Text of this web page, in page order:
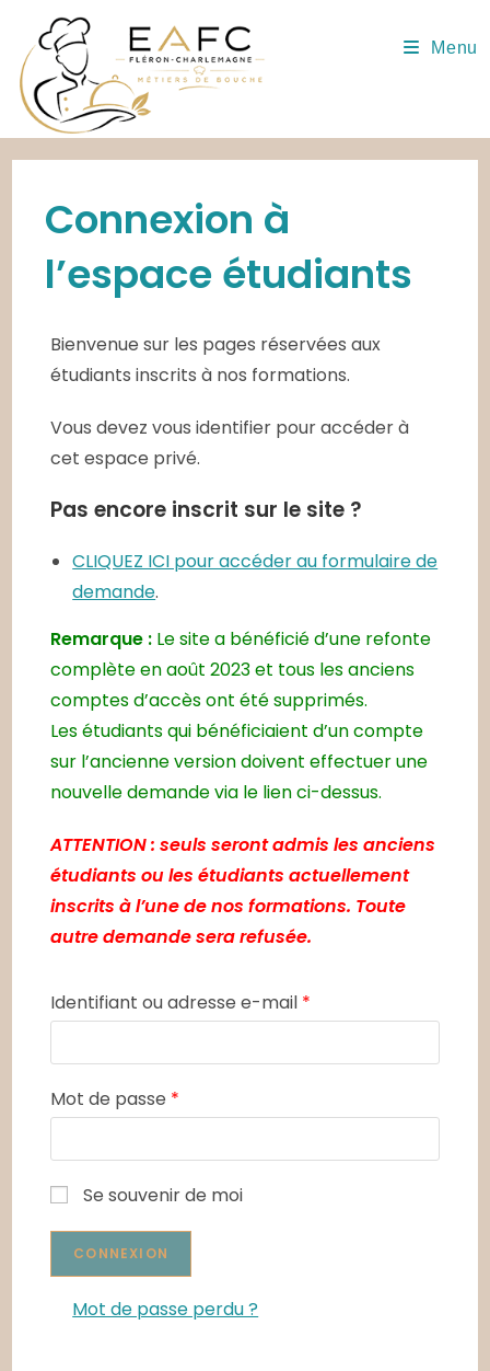
content
Menu
Connexion à
l’espace étudiants
Bienvenue sur les pages réservées aux
étudiants inscrits à nos formations.
Vous devez vous identifier pour accéder à
cet espace privé.
Pas encore inscrit sur le site ?
CLIQUEZ ICI pour accéder au formulaire de
demande.
Remarque : Le site a bénéficié d’une refonte
complète en août 2023 et tous les anciens
comptes d’accès ont été supprimés.
Les étudiants qui bénéficiaient d’un compte
sur l’ancienne version doivent effectuer une
nouvelle demande via le lien ci-dessus.
ATTENTION : seuls seront admis les anciens
étudiants ou les étudiants actuellement
inscrits à l’une de nos formations. Toute
autre demande sera refusée.
Identifiant ou adresse e-mail *
Mot de passe *
Se souvenir de moi
Mot de passe perdu ?